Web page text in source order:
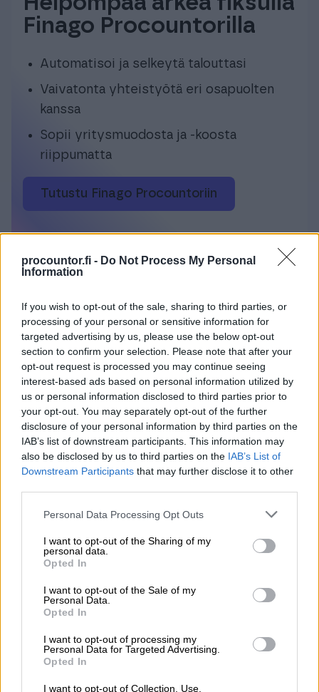
procountor.fi - Do Not Process My Personal
Information
If you wish to opt-out of the sale, sharing to third parties, or
processing of your personal or sensitive information for
targeted advertising by us, please use the below opt-out
section to confirm your selection. Please note that after your
opt-out request is processed you may continue seeing
interest-based ads based on personal information utilized by
us or personal information disclosed to third parties prior to
your opt-out. You may separately opt-out of the further
disclosure of your personal information by third parties on the
IAB’s list of downstream participants. This information may
also be disclosed by us to third parties on the IAB’s List of
Downstream Participants that may further disclose it to other
Please note that this website/app uses one or more Google
not limited to your visit or usage behaviour. You may click to
grant or deny consent to Google and its third-party tags to
use your data for below specified purposes in below Google
consent section.
Personal Data Processing Opt Outs
I want to opt-out of the Sharing of my
personal data.
Opted In
I want to opt-out of the Sale of my
Personal Data.
Opted In
I want to opt-out of processing my
Personal Data for Targeted Advertising.
Opted In
I want to opt-out of Collection, Use,
Finago Procountorilla
Automatisoi ja selkeytä talouttasi
Vaivatonta yhteistyötä eri osapuolten
kanssa
Sopii yritysmuodosta ja -koosta
riippumatta
Tutustu Finago Procountoriin
kirjanpidon ohjelmisto
Yksinkertaista taloushallinnon rutiineja ja
käytä aikasi paremmin. Aloitus nyt
maksutta rajoitetun ajan!
Tutustu Procountoriin
Takaisin etusivulle
Ratkaisut